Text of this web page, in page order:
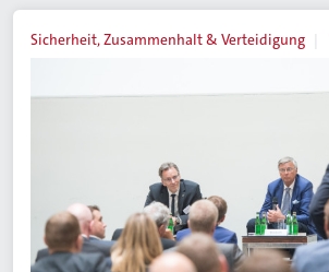
Sicherheit, Zusammenhalt & Verteidigung